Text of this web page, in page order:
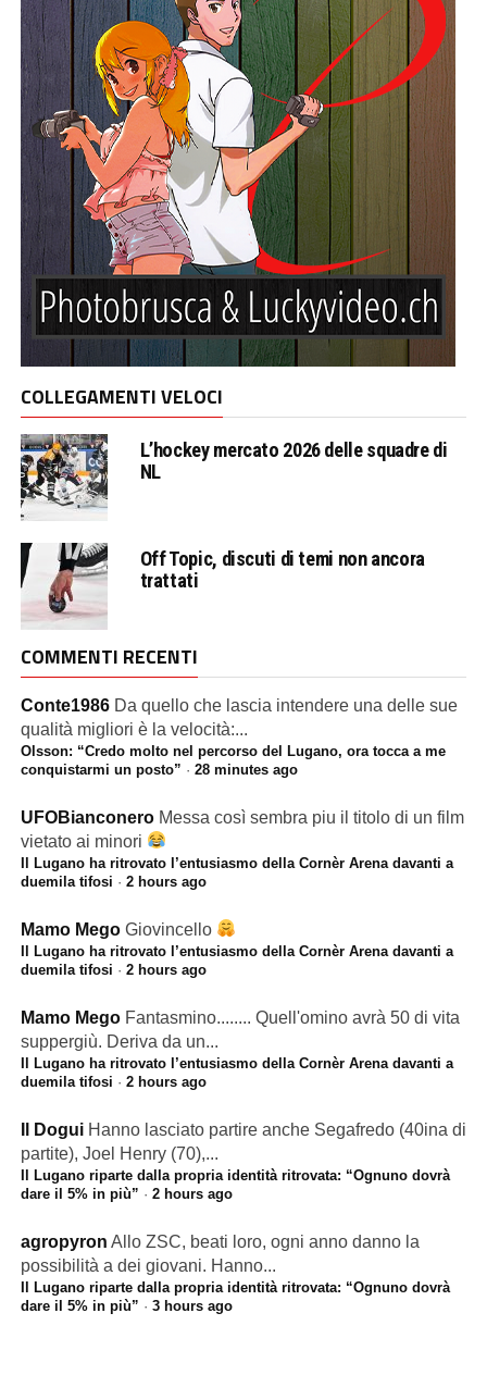
COLLEGAMENTI VELOCI
L’hockey mercato 2026 delle squadre di
NL
Off Topic, discuti di temi non ancora
trattati
COMMENTI RECENTI
Conte1986 Da quello che lascia intendere una delle sue
qualità migliori è la velocità:...
Olsson: “Credo molto nel percorso del Lugano, ora tocca a me
conquistarmi un posto” · 28 minutes ago
UFOBianconero Messa così sembra piu il titolo di un film
vietato ai minori
Il Lugano ha ritrovato l’entusiasmo della Cornèr Arena davanti a
duemila tifosi · 2 hours ago
Mamo Mego Giovincello
Il Lugano ha ritrovato l’entusiasmo della Cornèr Arena davanti a
duemila tifosi · 2 hours ago
Mamo Mego Fantasmino........ Quell'omino avrà 50 di vita
suppergiù. Deriva da un...
Il Lugano ha ritrovato l’entusiasmo della Cornèr Arena davanti a
duemila tifosi · 2 hours ago
Il Dogui Hanno lasciato partire anche Segafredo (40ina di
partite), Joel Henry (70),...
Il Lugano riparte dalla propria identità ritrovata: “Ognuno dovrà
dare il 5% in più” · 2 hours ago
agropyron Allo ZSC, beati loro, ogni anno danno la
possibilità a dei giovani. Hanno...
Il Lugano riparte dalla propria identità ritrovata: “Ognuno dovrà
dare il 5% in più” · 3 hours ago